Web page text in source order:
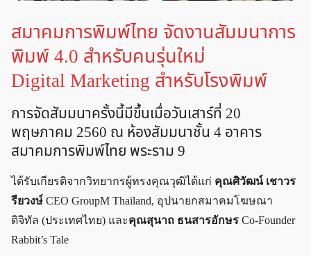
สมาคมการพิมพ์ไทย จัดงานสัมมนาการ
พิมพ์ 4.0 สำหรับคนรุ่นใหม่
Digital Marketing สำหรับโรงพิมพ์
การจัดสัมมนาครั้งนี้มีขึ้นเมื่อวันเสาร์ที่ 20
พฤษภาคม 2560 ณ ห้องสัมมนาชั้น 4 อาคาร
สมาคมการพิมพ์ไทย พระราม 9
ได้รับเกียรติจากวิทยากรผู้ทรงคุณวุฒิได้แก่ คุณศิวัฒน์ เชาวร
รียวงษ์ CEO GroupM Thailand, อุปนายกสมาคมโฆษณา
ดิจิทัล (ประเทศไทย) และคุณสุนาถ ธนสารอักษร Co-Founder
Rabbit’s Tale